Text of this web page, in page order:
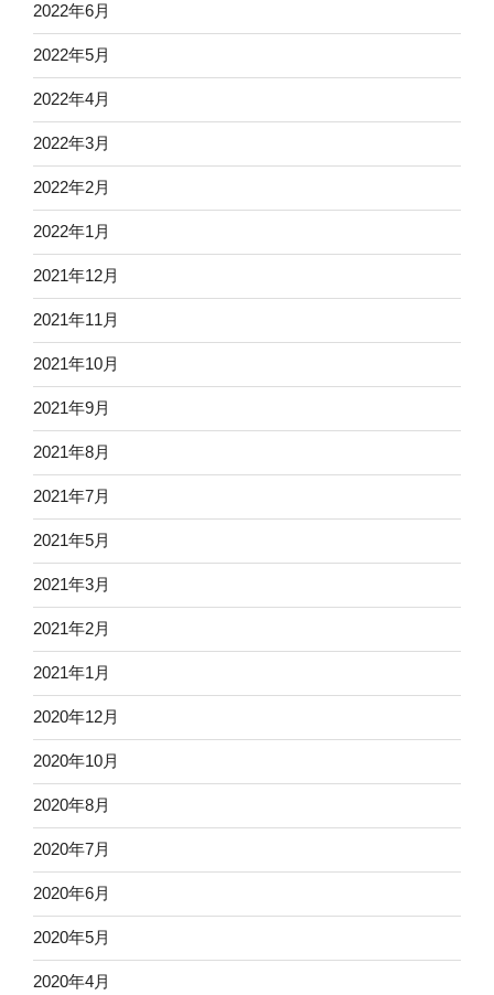
2022年6月
2022年5月
2022年4月
2022年3月
2022年2月
2022年1月
2021年12月
2021年11月
2021年10月
2021年9月
2021年8月
2021年7月
2021年5月
2021年3月
2021年2月
2021年1月
2020年12月
2020年10月
2020年8月
2020年7月
2020年6月
2020年5月
2020年4月